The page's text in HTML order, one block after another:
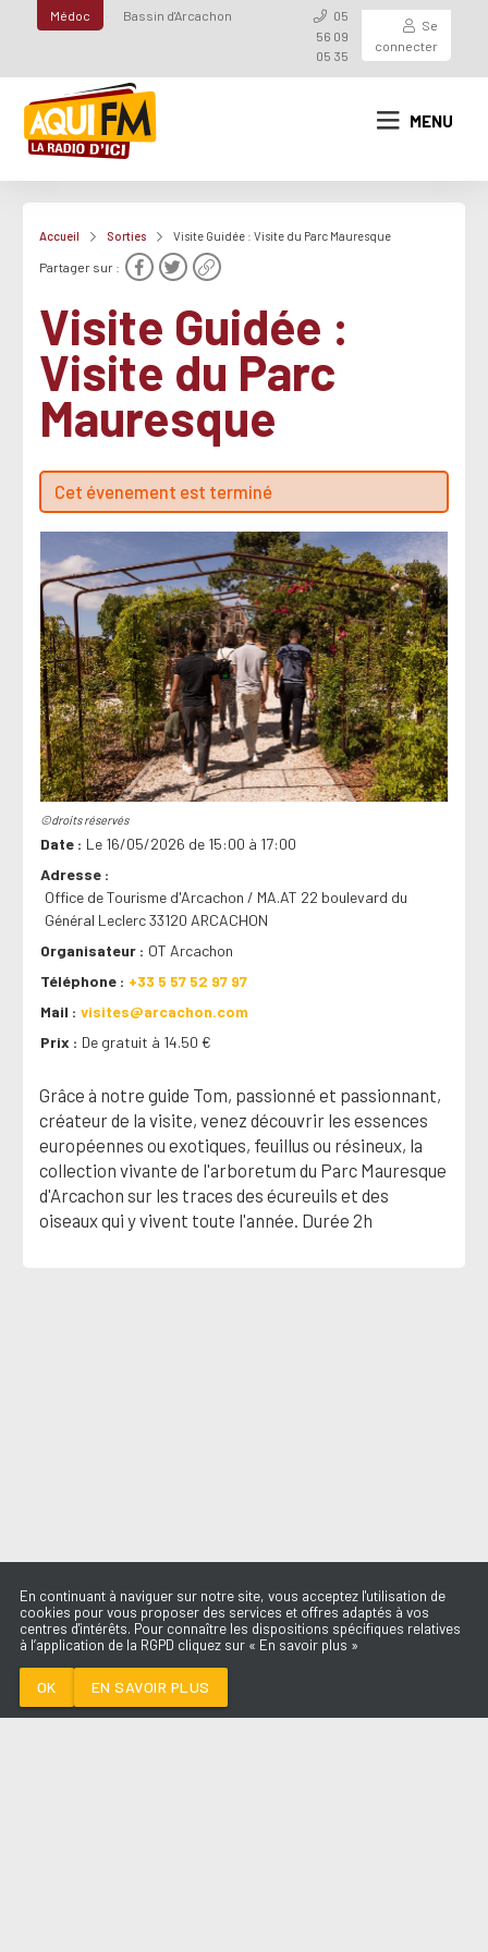
Médoc Bassin d'Arcachon
05
56 09
05 35
Se
connecter
MENU
Accueil Sorties Visite Guidée : Visite du Parc Mauresque
Partager sur :
Visite Guidée :
Visite du Parc
Mauresque
Cet évenement est terminé
©droits réservés
Date
Le 16/05/2026 de 15:00 à 17:00
Adresse
Office de Tourisme d'Arcachon / MA.AT 22 boulevard du
Général Leclerc 33120 ARCACHON
Organisateur
OT Arcachon
Téléphone
+33 5 57 52 97 97
Mail
visites@arcachon.com
Prix
De gratuit à 14.50 €
Grâce à notre guide Tom, passionné et passionnant,
créateur de la visite, venez découvrir les essences
européennes ou exotiques, feuillus ou résineux, la
collection vivante de l'arboretum du Parc Mauresque
d'Arcachon sur les traces des écureuils et des
oiseaux qui y vivent toute l'année. Durée 2h
En continuant à naviguer sur notre site, vous acceptez l'utilisation de
cookies pour vous proposer des services et offres adaptés à vos
centres d'intérêts. Pour connaître les dispositions spécifiques relatives
à l’application de la RGPD cliquez sur « En savoir plus »
OK EN SAVOIR PLUS